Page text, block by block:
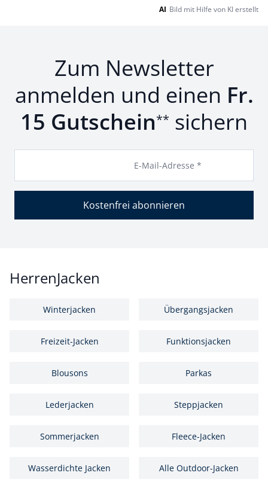
AI Bild mit Hilfe von KI erstellt
Zum Newsletter
anmelden und einen Fr.
15 Gutschein** sichern
E-Mail-Adresse *
Kostenfrei abonnieren
HerrenJacken
Winterjacken Übergangsjacken
Freizeit-Jacken Funktionsjacken
Blousons Parkas
Lederjacken Steppjacken
Sommerjacken Fleece-Jacken
Wasserdichte Jacken Alle Outdoor-Jacken